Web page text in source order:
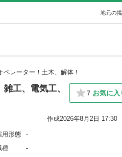
地元の
レーター！土木、解体！
工、電気工、
7 お気に入
作成2026年8月2日 17:30
用形態
-
種
-